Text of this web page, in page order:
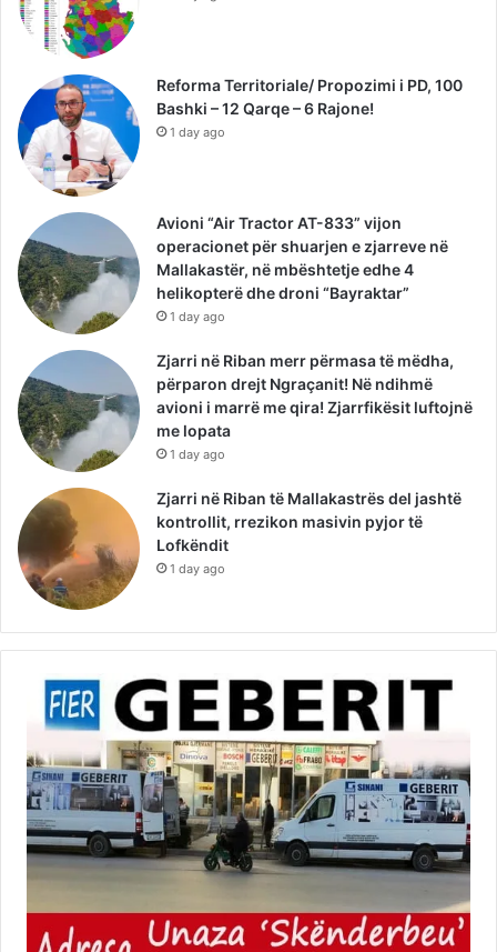
Reforma Territoriale/ Propozimi i PD, 100
Bashki – 12 Qarqe – 6 Rajone!
1 day ago
Avioni “Air Tractor AT-833” vijon
operacionet për shuarjen e zjarreve në
Mallakastër, në mbështetje edhe 4
helikopterë dhe droni “Bayraktar”
1 day ago
Zjarri në Riban merr përmasa të mëdha,
përparon drejt Ngraçanit! Në ndihmë
avioni i marrë me qira! Zjarrfikësit luftojnë
me lopata
1 day ago
Zjarri në Riban të Mallakastrës del jashtë
kontrollit, rrezikon masivin pyjor të
Lofkëndit
1 day ago